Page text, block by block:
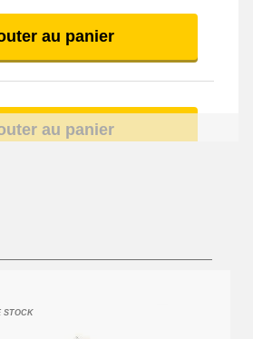
au panier
au panier
au panier
STOCK